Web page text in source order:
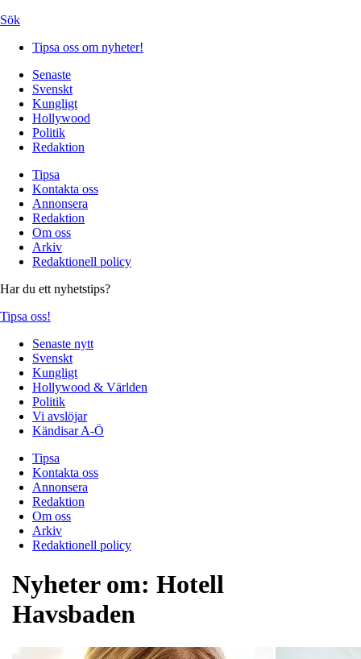
Sök
Tipsa oss om nyheter!
Senaste
Svenskt
Kungligt
Hollywood
Politik
Redaktion
Tipsa
Kontakta oss
Annonsera
Redaktion
Om oss
Arkiv
Redaktionell policy
Har du ett nyhetstips?
Tipsa oss!
Senaste nytt
Svenskt
Kungligt
Hollywood & Världen
Politik
Vi avslöjar
Kändisar A-Ö
Tipsa
Kontakta oss
Annonsera
Redaktion
Om oss
Arkiv
Redaktionell policy
Nyheter om: Hotell
Havsbaden